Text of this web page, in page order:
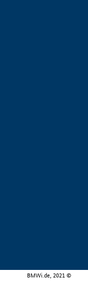
BMWi.de, 2021 ©